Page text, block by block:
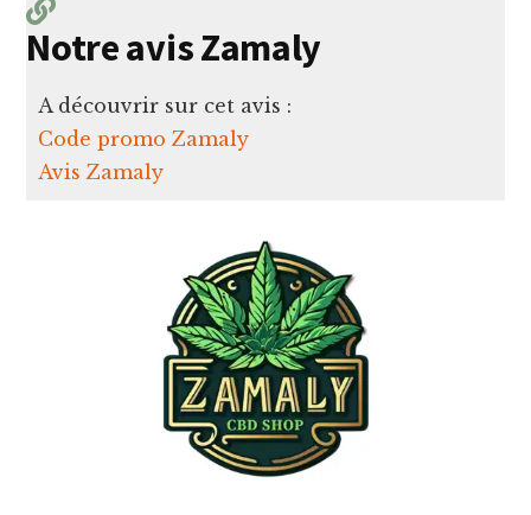
Notre avis Zamaly
A découvrir sur cet avis :
Code promo Zamaly
Avis Zamaly